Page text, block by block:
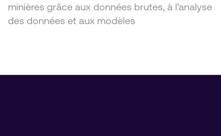
minières grâce aux données brutes, à l’analyse
des données et aux modèles